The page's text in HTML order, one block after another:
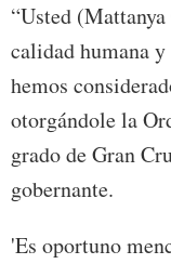
“Usted
calidad humana
hemos
otorgándole la
grado de Gran
gobernante.
'Es oportuno